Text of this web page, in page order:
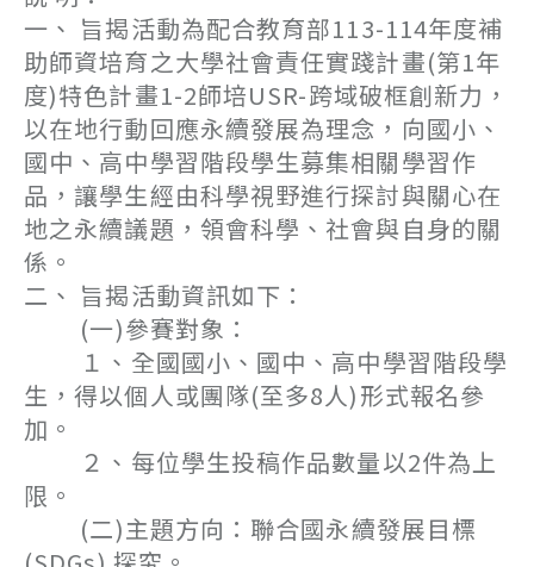
一、 旨揭活動為配合教育部113-114年度補
助師資培育之大學社會責任實踐計畫(第1年
度)特色計畫1-2師培USR-跨域破框創新力，
以在地行動回應永續發展為理念，向國小、
國中、高中學習階段學生募集相關學習作
品，讓學生經由科學視野進行探討與關心在
地之永續議題，領會科學、社會與自身的關
係。
二、 旨揭活動資訊如下：
(一)參賽對象：
１、全國國小、國中、高中學習階段學
生，得以個人或團隊(至多8人)形式報名參
加。
２、每位學生投稿作品數量以2件為上
限。
(二)主題方向：聯合國永續發展目標